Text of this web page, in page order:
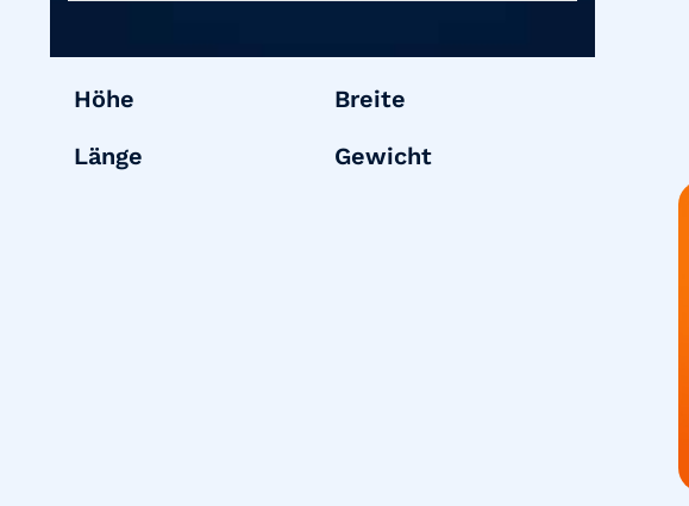
Höhe
Breite
Länge
Gewicht